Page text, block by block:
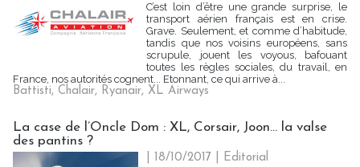
C’est loin d’être une grande surprise, le
transport aérien français est en crise.
Grave. Seulement, et comme d’habitude,
tandis que nos voisins européens, sans
scrupule, jouent les voyous, bafouant
toutes les règles sociales, du travail, en
France, nos autorités cognent... Etonnant, ce qui arrive à...
Battisti, Chalair, Ryanair, XL Airways
La case de l’Oncle Dom : XL, Corsair, Joon... la valse
des pantins ?
| 18/10/2017
Editorial